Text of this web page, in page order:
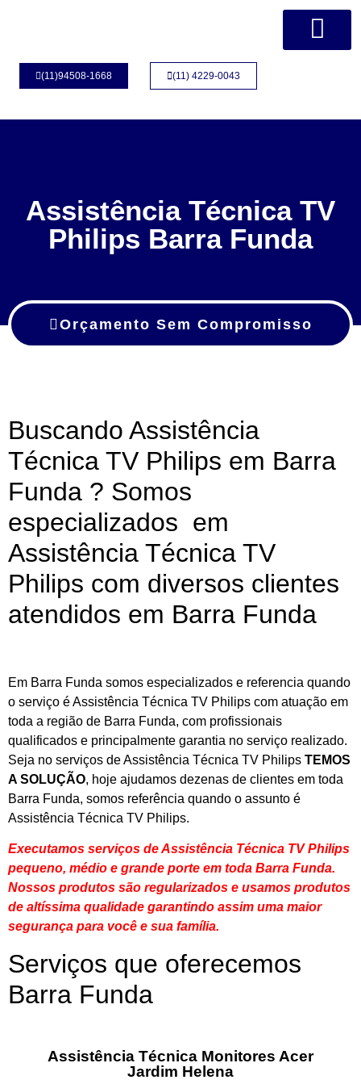
(11)94508-1668 (11) 4229-0043
Assistência Técnica TV
Philips Barra Funda
Orçamento Sem Compromisso
Buscando Assistência
Técnica TV Philips em Barra
Funda ? Somos
especializados em
Assistência Técnica TV
Philips com diversos clientes
atendidos em Barra Funda
Em Barra Funda somos especializados e referencia quando
o serviço é Assistência Técnica TV Philips com atuação em
toda a região de Barra Funda, com profissionais
qualificados e principalmente garantia no serviço realizado.
Seja no serviços de Assistência Técnica TV Philips TEMOS
A SOLUÇÃO, hoje ajudamos dezenas de clientes em toda
Barra Funda, somos referência quando o assunto é
Assistência Técnica TV Philips.
Executamos serviços de Assistência Técnica TV Philips
pequeno, médio e grande porte em toda Barra Funda.
Nossos produtos são regularizados e usamos produtos
de altíssima qualidade garantindo assim uma maior
segurança para você e sua família.
Serviços que oferecemos
Barra Funda
Assistência Técnica Monitores Acer
Jardim Helena